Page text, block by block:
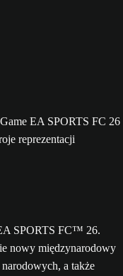
SPORTS FC™ 26.
nowy międzynarodowy
a także